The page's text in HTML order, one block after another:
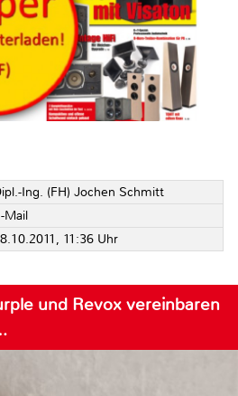
Ing. (FH) Jochen Schmitt
Mail
11:36 Uhr
und Revox vereinbaren